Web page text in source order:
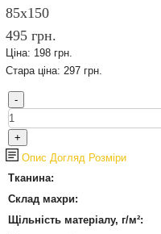
85x150
495 грн.
Ціна: 198 грн.
Стара ціна: 297 грн.
Опис Догляд Розміри
Тканина:
Склад махри:
Щільність матеріалу, г/м²: